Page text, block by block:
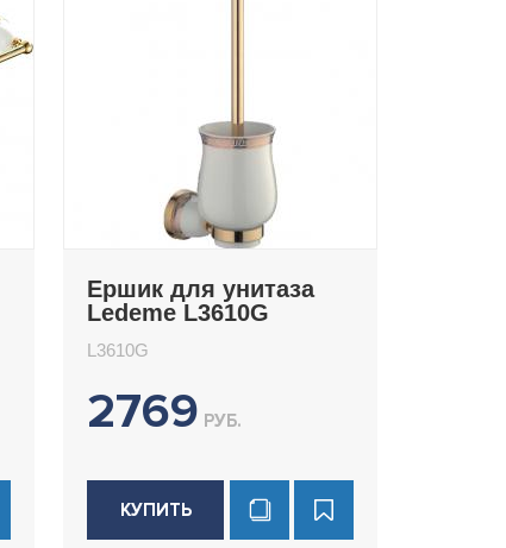
Ершик для унитаза
Ledeme L3610G
L3610G
2769 РУБ.
КУПИТЬ